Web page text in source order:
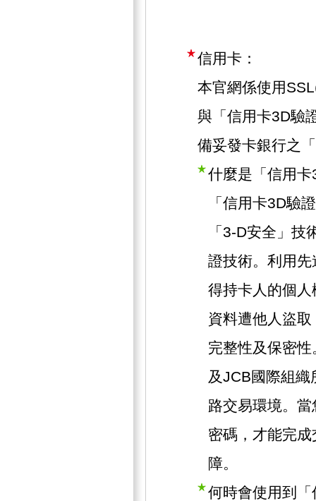
信用卡：
本官網係使用
與「信用卡3D驗
備妥發卡銀行之
什麼是「信用
「信用卡3D驗
「3-D安全」
證技術。利用
得持卡人的個
資料遭他人盜
完整性及保密
及JCB國際組
路交易環境。
密碼，才能完
障。
何時會使用到